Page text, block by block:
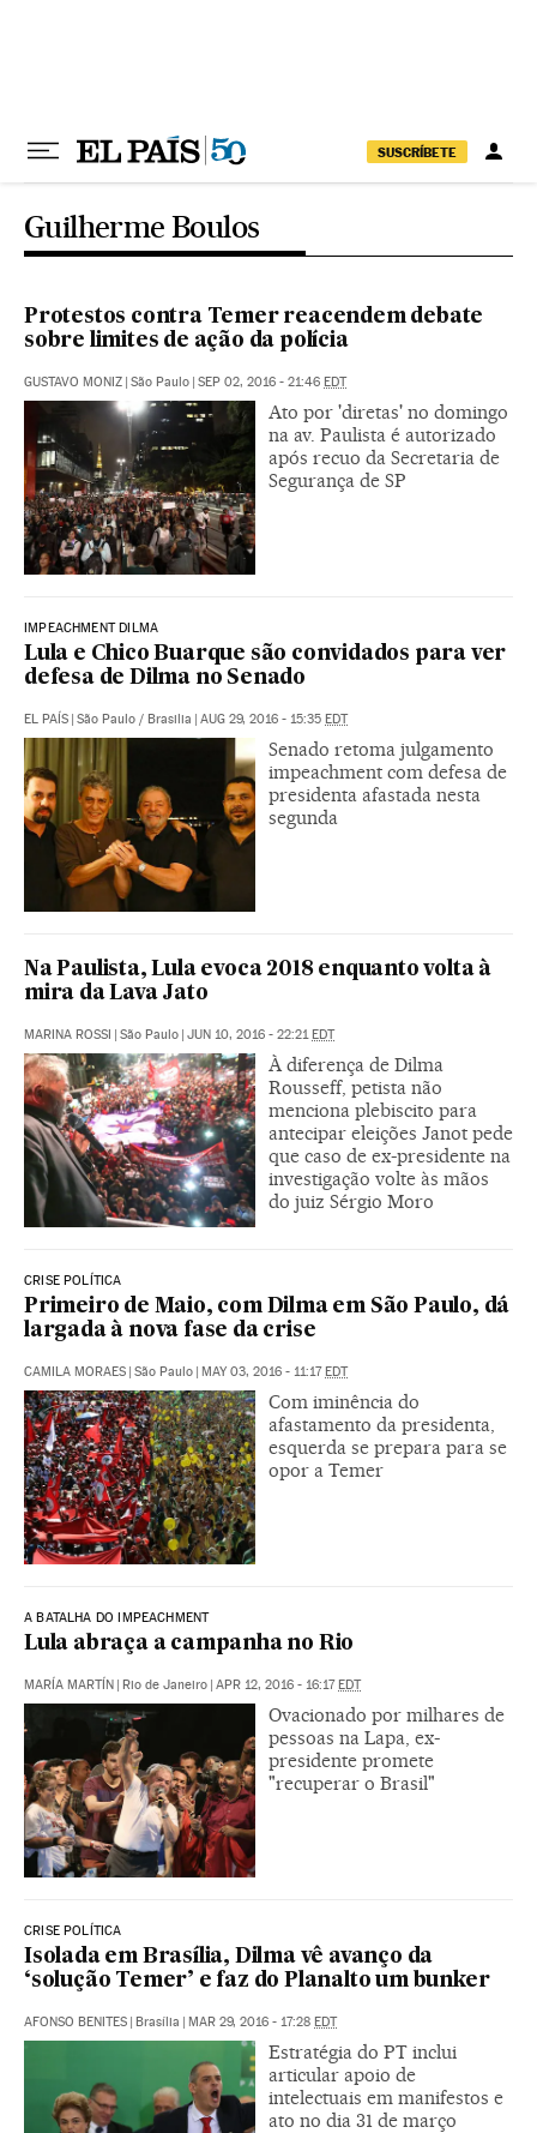
SUSCRÍBETE
Guilherme Boulos
Protestos contra Temer reacendem debate
sobre limites de ação da polícia
GUSTAVO MONIZ | São Paulo | SEP 02, 2016 - 21:46 EDT
Ato por 'diretas' no domingo
na av. Paulista é autorizado
após recuo da Secretaria de
Segurança de SP
IMPEACHMENT DILMA
Lula e Chico Buarque são convidados para ver
defesa de Dilma no Senado
EL PAÍS | São Paulo / Brasilia | AUG 29, 2016 - 15:35 EDT
Senado retoma julgamento
impeachment com defesa de
presidenta afastada nesta
segunda
Na Paulista, Lula evoca 2018 enquanto volta à
mira da Lava Jato
MARINA ROSSI | São Paulo | JUN 10, 2016 - 22:21EDT
À diferença de Dilma
Rousseff, petista não
menciona plebiscito para
antecipar eleições Janot pede
que caso de ex-presidente na
investigação volte às mãos
do juiz Sérgio Moro
CRISE POLÍTICA
Primeiro de Maio, com Dilma em São Paulo, dá
largada à nova fase da crise
CAMILA MORAES | São Paulo | MAY 03, 2016 - 11:17EDT
Com iminência do
afastamento da presidenta,
esquerda se prepara para se
opor a Temer
A BATALHA DO IMPEACHMENT
Lula abraça a campanha no Rio
MARÍA MARTÍN | Rio de Janeiro | APR 12, 2016 - 16:17EDT
Ovacionado por milhares de
pessoas na Lapa, ex-
presidente promete
"recuperar o Brasil"
CRISE POLÍTICA
Isolada em Brasília, Dilma vê avanço da
‘solução Temer’ e faz do Planalto um bunker
AFONSO BENITES | Brasília | MAR 29, 2016 - 17:28 EDT
Estratégia do PT inclui
articular apoio de
intelectuais em manifestos e
ato no dia 31 de março